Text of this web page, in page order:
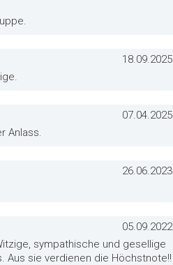
18.09.2025
07.04.2025
Anlass.
26.06.2023
05.09.2022
sympathische und gesellige
Aus sie verdienen die Höchstnote!!